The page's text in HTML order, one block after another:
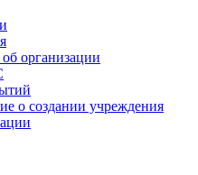
организации
о создании учреждения